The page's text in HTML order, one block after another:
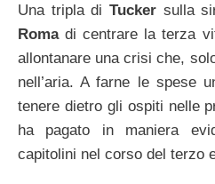
Una tripla di Tuckersulla
Romadi centrare la terza
allontanare una crisi che,
nell’aria. A farne le spese
tenere dietro gli ospiti nelle
ha pagato in maniera
capitolini nel corso del terzo